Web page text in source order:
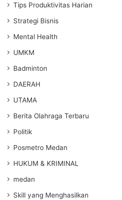
Tips Produktivitas Harian
Strategi Bisnis
Mental Health
UMKM
Badminton
DAERAH
UTAMA
Berita Olahraga Terbaru
Politik
Posmetro Medan
HUKUM & KRIMINAL
medan
Skill yang Menghasilkan